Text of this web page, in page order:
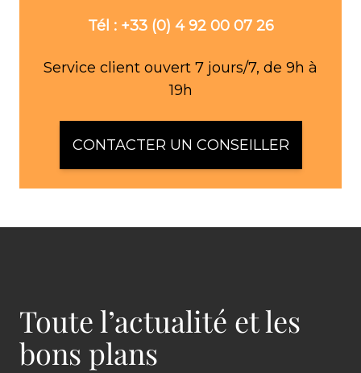
Tél : +33 (0) 4 92 00 07 26
Service client ouvert 7 jours/7, de 9h à
19h
CONTACTER UN CONSEILLER
Toute l’actualité et les
bons plans